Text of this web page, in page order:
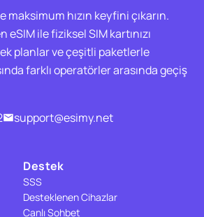
maksimum hızın keyfini çıkarın.
ile fiziksel SIM kartınızı
planlar ve çeşitli paketlerle
farklı operatörler arasında geçiş
support@esimy.net
Destek
SSS
Desteklenen Cihazlar
Canlı Sohbet